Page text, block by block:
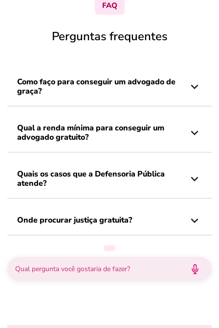
FAQ
Perguntas frequentes
Como faço para conseguir um advogado de
graça?
Qual a renda mínima para conseguir um
advogado gratuito?
Quais os casos que a Defensoria Pública
atende?
Onde procurar justiça gratuita?